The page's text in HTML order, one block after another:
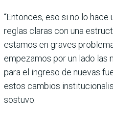
“Entonces, eso si no lo
reglas claras con una
estamos en gra­ves
empezamos por un lado las
para el ingreso de nuevas
estos cambios
sostuvo.